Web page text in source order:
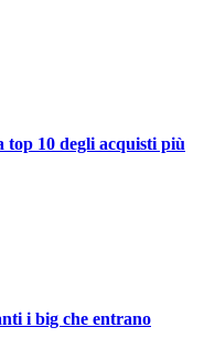
top 10 degli acquisti più
i big che entrano